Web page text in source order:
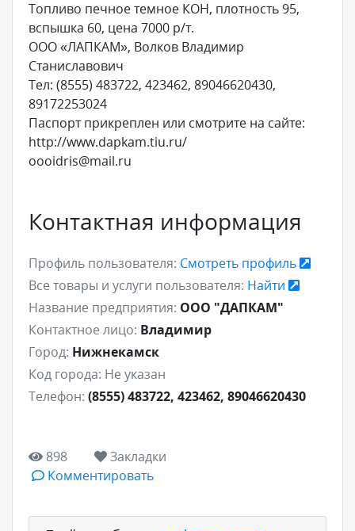
Топливо печное темное КОН, плотность 95,
вспышка 60, цена 7000 р/т.
ООО «ЛАПКАМ», Волков Владимир
Станиславович
Тел: (8555) 483722, 423462, 89046620430,
89172253024
Паспорт прикреплен или смотрите на сайте:
http://www.dapkam.tiu.ru/
oooidris@mail.ru
Контактная информация
Профиль пользователя: Смотреть профиль
Все товары и услуги пользователя: Найти
Название предприятия: ООО "ДАПКАМ"
Контактное лицо: Владимир
Город: Нижнекамск
Код города: Не указан
Телефон: (8555) 483722, 423462, 89046620430
898
Закладки
Комментировать